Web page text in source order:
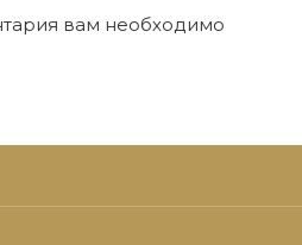
вам необходимо